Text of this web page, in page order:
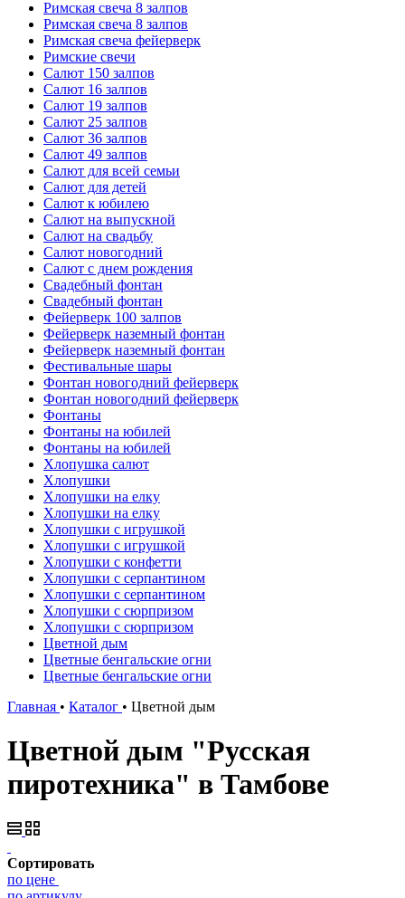
Римская свеча 8 залпов
Римская свеча 8 залпов
Римская свеча фейерверк
Римские свечи
Салют 150 залпов
Салют 16 залпов
Салют 19 залпов
Салют 25 залпов
Салют 36 залпов
Салют 49 залпов
Салют для всей семьи
Салют для детей
Салют к юбилею
Салют на выпускной
Салют на свадьбу
Салют новогодний
Салют с днем рождения
Свадебный фонтан
Свадебный фонтан
Фейерверк 100 залпов
Фейерверк наземный фонтан
Фейерверк наземный фонтан
Фестивальные шары
Фонтан новогодний фейерверк
Фонтан новогодний фейерверк
Фонтаны
Фонтаны на юбилей
Фонтаны на юбилей
Хлопушка салют
Хлопушки
Хлопушки на елку
Хлопушки на елку
Хлопушки с игрушкой
Хлопушки с игрушкой
Хлопушки с конфетти
Хлопушки с серпантином
Хлопушки с серпантином
Хлопушки с сюрпризом
Хлопушки с сюрпризом
Цветной дым
Цветные бенгальские огни
Цветные бенгальские огни
Главная • Каталог • Цветной дым
Цветной дым "Русская
пиротехника" в Тамбове
Сортировать
по цене